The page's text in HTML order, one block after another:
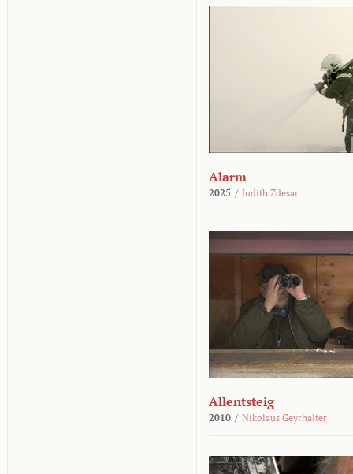
Alarm
2025 / Judith Zdesar
Allentsteig
2010 / Nikolaus Geyrhalter